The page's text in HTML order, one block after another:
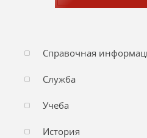
Справочная
Служба
Учеба
История